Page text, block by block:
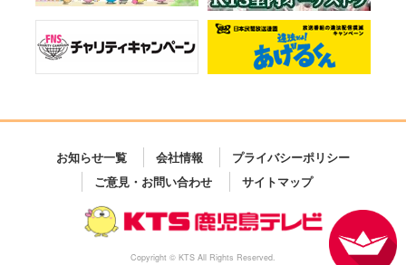
お知らせ一覧 会社情報
プライバシーポリシー
ご意見・お問い合わせ
サイトマップ
Copyright © KTS All Rights Reserved.